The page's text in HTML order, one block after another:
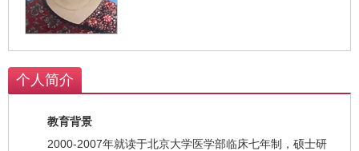
个人简介
教育背景
2000-2007年就读于北京大学医学部临床七年制，硕士研